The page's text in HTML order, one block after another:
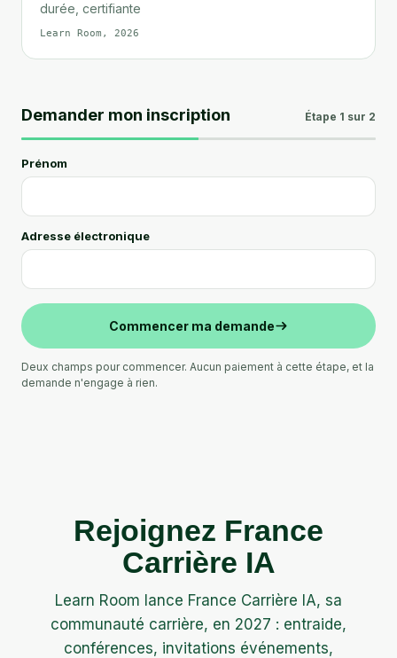
durée, certifiante
Learn Room, 2026
Demander mon inscription Étape 1 sur 2
Prénom
Adresse électronique
Commencer ma demande
Deux champs pour commencer. Aucun paiement à cette étape, et la
demande n'engage à rien.
Rejoignez France
Carrière IA
Learn Room lance France Carrière IA, sa
communauté carrière, en 2027 : entraide,
conférences, invitations événements,